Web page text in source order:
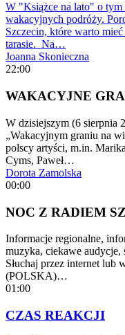
W "Książce na lato" o tym
wakacyjnych podróży.
Szczecin, które warto
tarasie. Na…
Joanna Skonieczna
22:00
WAKACYJNE
W dzisiejszym (6 sierpnia
„Wakacyjnym graniu na
polscy artyści, m.in.
Cyms, Paweł…
Dorota Zamolska
00:00
NOC Z RADIEM
Informacje regionalne,
muzyka, ciekawe audycje,
Słuchaj przez internet lub
(POLSKA)…
01:00
CZAS REAKCJI